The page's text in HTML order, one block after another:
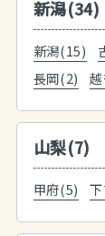
新潟(34)
新潟(15)
長岡(2)
山梨(7)
甲府(5)